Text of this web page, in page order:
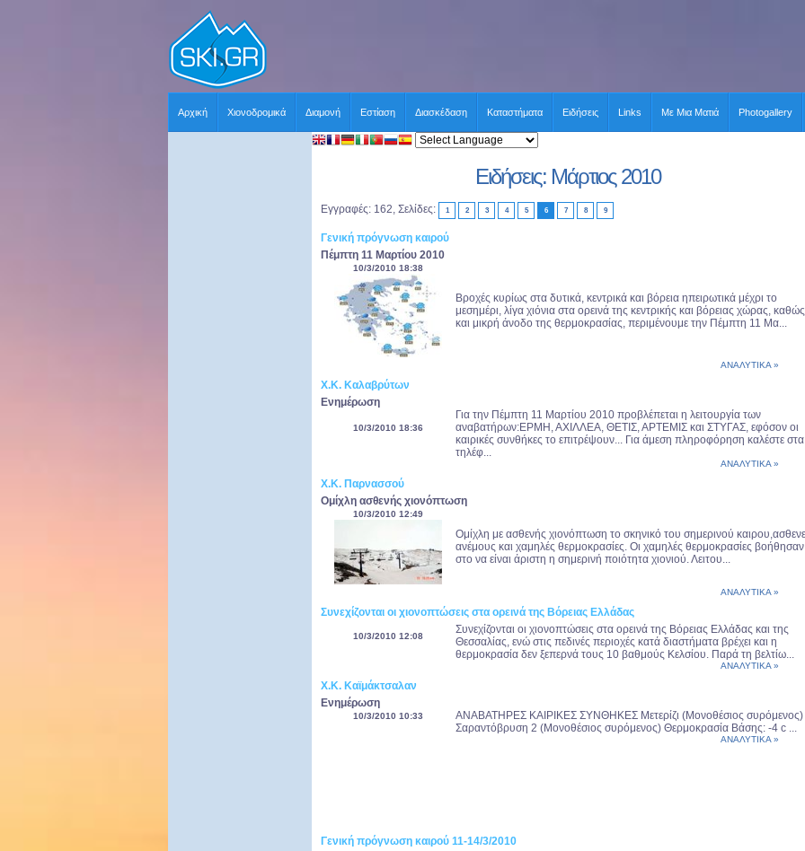
Αρχική Χιονοδρομικά Διαμονή Εστίαση Διασκέδαση Καταστήματα Ειδήσεις Links Με Μια Ματιά Photogallery
Ειδήσεις: Μάρτιος 2010
Εγγραφές: 162, Σελίδες: 1 2 3 4 5 6 7 8 9
Γενική πρόγνωση καιρού
Πέμπτη 11 Μαρτίου 2010
10/3/2010 18:38
Βροχές κυρίως στα δυτικά, κεντρικά και βόρεια ηπειρωτικά μέχρι το
μεσημέρι, λίγα χιόνια στα ορεινά της κεντρικής και βόρειας χώρας, καθώς
και μικρή άνοδο της θερμοκρασίας, περιμένουμε την Πέμπτη 11 Μα...
ΑΝΑΛΥΤΙΚΑ »
Χ.Κ. Καλαβρύτων
Ενημέρωση
10/3/2010 18:36
Για την Πέμπτη 11 Μαρτίου 2010 προβλέπεται η λειτουργία των
αναβατήρων:ΕΡΜΗ, ΑΧΙΛΛΕΑ, ΘΕΤΙΣ, ΑΡΤΕΜΙΣ και ΣΤΥΓΑΣ, εφόσον οι
καιρικές συνθήκες το επιτρέψουν... Για άμεση πληροφόρηση καλέστε στα
τηλέφ...
ΑΝΑΛΥΤΙΚΑ »
Χ.Κ. Παρνασσού
Ομίχλη ασθενής χιονόπτωση
10/3/2010 12:49
Ομίχλη με ασθενής χιονόπτωση το σκηνικό του σημερινού
ανέμους και χαμηλές θερμοκρασίες. Οι χαμηλές θερμοκρασίες βοήθησαν
στο να είναι άριστη η σημερινή ποιότητα χιονιού. Λειτου...
ΑΝΑΛΥΤΙΚΑ »
Συνεχίζονται οι χιονοπτώσεις στα ορεινά της Βόρειας Ελλάδας
10/3/2010 12:08
Συνεχίζονται οι χιονοπτώσεις στα ορεινά της Βόρειας Ελλάδας και της
Θεσσαλίας, ενώ στις πεδινές περιοχές κατά διαστήματα βρέχει και η
θερμοκρασία δεν ξεπερνά τους 10 βαθμούς Κελσίου. Παρά τη βελτίω...
ΑΝΑΛΥΤΙΚΑ »
Χ.Κ. Καϊμάκτσαλαν
Ενημέρωση
10/3/2010 10:33
ΑΝΑΒΑΤΗΡΕΣ ΚΑΙΡΙΚΕΣ ΣΥΝΘΗΚΕΣ Μετερίζι (Μονοθέσιος συρόμενος)
Σαραντόβρυση 2 (Μονοθέσιος συρόμενος) Θερμοκρασία Βάσης: -4 c ...
ΑΝΑΛΥΤΙΚΑ »
Γενική πρόγνωση καιρού 11-14/3/2010